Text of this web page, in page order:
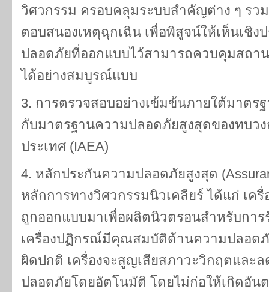
วิศวกรรม ครอบคลุมระบบสำคัญต่าง ๆ รว
ตอบสนองเหตุฉุกเฉิน เพื่อพิสูจน์ให้เห็นเชิง
ปลอดภัยที่ออกแบบไว้สามารถควบคุมสถา
ได้อย่างสมบูรณ์แบบ
3. การตรวจสอบอย่างเข้มข้นภายใต้มาต
กับมาตรฐานความปลอดภัยสูงสุดของทบว
ประเทศ (IAEA)
4. หลักประกันความปลอดภัยสูงสุด
หลักการทางวิศวกรรมนิวเคลียร์ ได้แก่ เค
ถูกออกแบบมาเพื่อผลิตนิวตรอนสำหรับกา
เครื่องปฏิกรณ์มีคุณสมบัติด้านความปลอดภั
ผิดปกติ เครื่องจะสูญเสียสภาวะวิกฤตและ
ปลอดภัยโดยอัตโนมัติ โดยไม่ก่อให้เกิดอัน